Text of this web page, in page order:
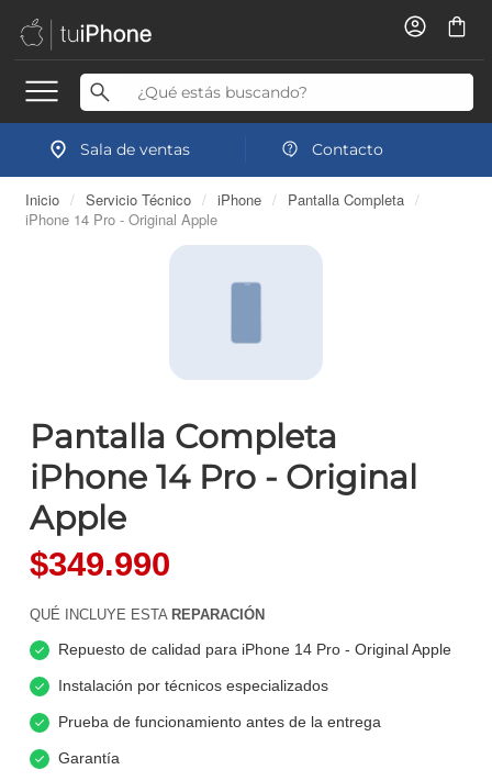
Sala de ventas Contacto
Inicio / Servicio Técnico / iPhone / Pantalla Completa /
iPhone 14 Pro - Original Apple
Pantalla Completa
iPhone 14 Pro - Original
Apple
$349.990
QUÉ INCLUYE ESTA REPARACIÓN
Repuesto de calidad para iPhone 14 Pro - Original Apple
Instalación por técnicos especializados
Prueba de funcionamiento antes de la entrega
Garantía